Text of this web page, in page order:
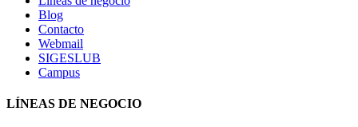
Blog
Contacto
Webmail
SIGESLUB
Campus
LÍNEAS DE NEGOCIO